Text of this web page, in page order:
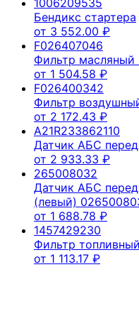
Бендикс стартера
от 3 552.00 ₽
F026407046
Фильтр масляный
от 1 504.58 ₽
F026400342
Фильтр
от 2 172.43 ₽
A21R233862110
Датчик АБС
от 2 933.33 ₽
265008032
Датчик АБС
(левый)
от 1 688.78 ₽
1457429230
Фильтр топливный
от 1 113.17 ₽